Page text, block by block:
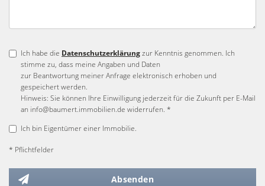
Ich habe die Datenschutzerklärungzur Kenntnis genommen. Ich
stimme zu, dass meine Angaben und Daten
zur Beantwortung meiner Anfrage elektronisch erhoben und
gespeichert werden.
Hinweis: Sie können Ihre Einwilligung jederzeit für die Zukunft per E-Mail
an info@baumert.immobilien.de widerrufen. *
Ich bin Eigentümer einer Immobilie.
* Pflichtfelder
Absenden